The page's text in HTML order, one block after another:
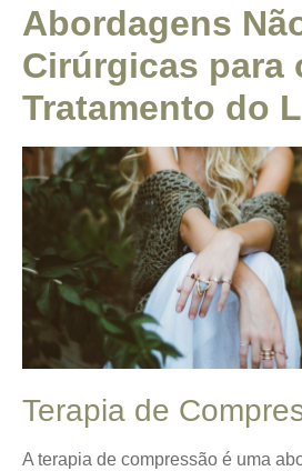
Abordagens
Cirúrgicas para
Tratamento do
Terapia de
A terapia de compressão é uma